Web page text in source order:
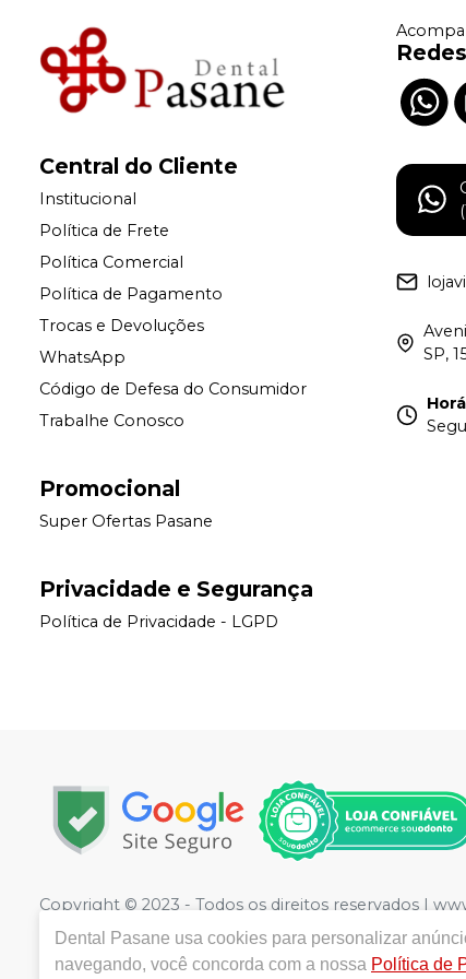
Central do Cliente
Institucional
Política de Frete
Política Comercial
Política de Pagamento
Trocas e Devoluções
WhatsApp
Código de Defesa do Consumidor
Trabalhe Conosco
Promocional
Super Ofertas Pasane
Privacidade e Segurança
Política de Privacidade - LGPD
SP,
Copyright © 2023 - Todos os direitos reservados |
1221
- Jardim Rodrigues, Olímpia - SP - CEP 15400-
Sciasci CRF/SP 41333 | Política de Privacidade e
divergência de preços no site, o valor válido é o do
Dental Pasane usa cookies para personalizar
navegando, você concorda com a nossa Política de